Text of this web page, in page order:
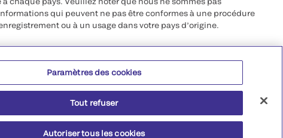
qui peuvent ne pas être conformes à une procédure
ou à un usage dans votre pays d’origine.
droits réservés.
CA 92121, USA
Paramètres des cookies
Tout refuser
Autoriser tous les cookies